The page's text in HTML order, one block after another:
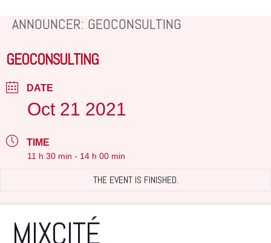
ANNOUNCER: GEOCONSULTING
GEOCONSULTING
DATE
Oct 21 2021
TIME
11 h 30 min - 14 h 00 min
THE EVENT IS FINISHED.
MIXCITÉ